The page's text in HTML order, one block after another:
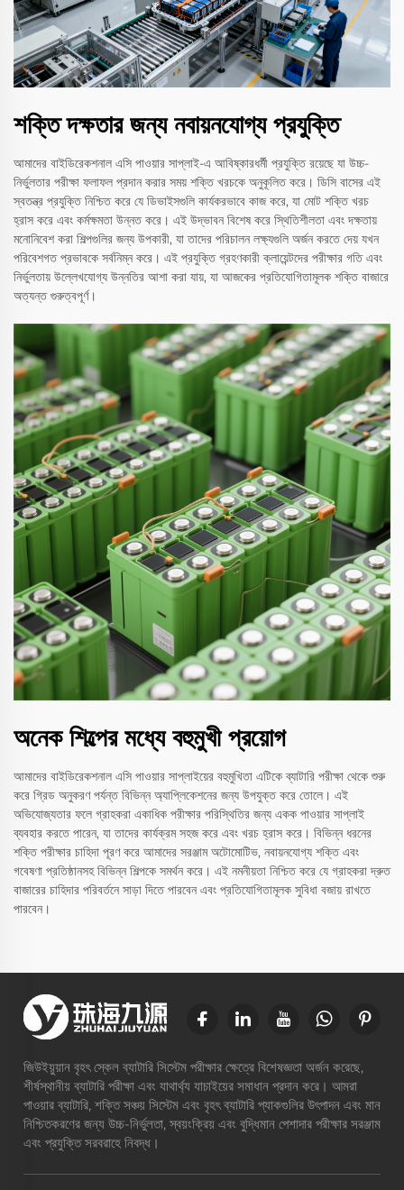
শক্তি দক্ষতার জন্য নবায়নযোগ্য প্রযুক্তি
আমাদের বাইডিরেকশনাল এসি পাওয়ার সাপ্লাই-এ আবিষ্কারধর্মী প্রযুক্তি রয়েছে যা উচ্চ-
নির্ভুলতার পরীক্ষা ফলাফল প্রদান করার সময় শক্তি খরচকে অনুকূলিত করে। ডিসি বাসের এই
স্বতন্ত্র প্রযুক্তি নিশ্চিত করে যে ডিভাইসগুলি কার্যকরভাবে কাজ করে, যা মোট শক্তি খরচ
হ্রাস করে এবং কর্মক্ষমতা উন্নত করে। এই উদ্ভাবন বিশেষ করে স্থিতিশীলতা এবং দক্ষতায়
মনোনিবেশ করা শিল্পগুলির জন্য উপকারী, যা তাদের পরিচালন লক্ষ্যগুলি অর্জন করতে দেয় যখন
পরিবেশগত প্রভাবকে সর্বনিম্ন করে। এই প্রযুক্তি গ্রহণকারী ক্লায়েন্টদের পরীক্ষার গতি এবং
নির্ভুলতায় উল্লেখযোগ্য উন্নতির আশা করা যায়, যা আজকের প্রতিযোগিতামূলক শক্তি বাজারে
অত্যন্ত গুরুত্বপূর্ণ।
অনেক শিল্পের মধ্যে বহুমুখী প্রয়োগ
আমাদের বাইডিরেকশনাল এসি পাওয়ার সাপ্লাইয়ের বহুমুখিতা এটিকে ব্যাটারি পরীক্ষা থেকে শুরু
করে গ্রিড অনুকরণ পর্যন্ত বিভিন্ন অ্যাপ্লিকেশনের জন্য উপযুক্ত করে তোলে। এই
অভিযোজ্যতার ফলে গ্রাহকরা একাধিক পরীক্ষার পরিস্থিতির জন্য একক পাওয়ার সাপ্লাই
ব্যবহার করতে পারেন, যা তাদের কার্যক্রম সহজ করে এবং খরচ হ্রাস করে। বিভিন্ন ধরনের
শক্তি পরীক্ষার চাহিদা পূরণ করে আমাদের সরঞ্জাম অটোমোটিভ, নবায়নযোগ্য শক্তি এবং
গবেষণা প্রতিষ্ঠানসহ বিভিন্ন শিল্পকে সমর্থন করে। এই নমনীয়তা নিশ্চিত করে যে গ্রাহকরা দ্রুত
বাজারের চাহিদার পরিবর্তনে সাড়া দিতে পারবেন এবং প্রতিযোগিতামূলক সুবিধা বজায় রাখতে
পারবেন।
জিউইয়ুয়ান বৃহৎ স্কেল ব্যাটারি সিস্টেম পরীক্ষার ক্ষেত্রে বিশেষজ্ঞতা অর্জন করেছে,
শীর্ষস্থানীয় ব্যাটারি পরীক্ষা এবং যাথার্থ্য যাচাইয়ের সমাধান প্রদান করে। আমরা
পাওয়ার ব্যাটারি, শক্তি সঞ্চয় সিস্টেম এবং বৃহৎ ব্যাটারি প্যাকগুলির উৎপাদন এবং মান
নিশ্চিতকরণের জন্য উচ্চ-নির্ভুলতা, স্বয়ংক্রিয় এবং বুদ্ধিমান পেশাদার পরীক্ষার সরঞ্জাম
এবং প্রযুক্তি সরবরাহে নিবদ্ধ।